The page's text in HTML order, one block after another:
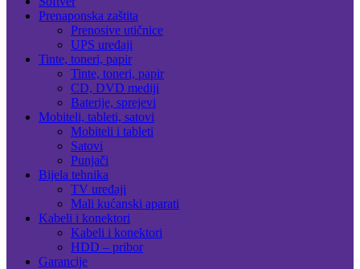
Prenaponska zaštita
Prenosive utičnice
UPS uređaji
Tinte, toneri, papir
Tinte, toneri, papir
CD, DVD mediji
Baterije, sprejevi
Mobiteli, tableti, satovi
Mobiteli i tableti
Satovi
Punjači
Bijela tehnika
TV uređaji
Mali kućanski aparati
Kabeli i konektori
Kabeli i konektori
HDD – pribor
Garancije